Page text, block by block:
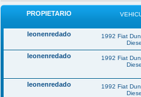
PROPIETARIO
leonenredado
1992 Fiat
leonenredado
1992 Fiat
leonenredado
1992 Fiat